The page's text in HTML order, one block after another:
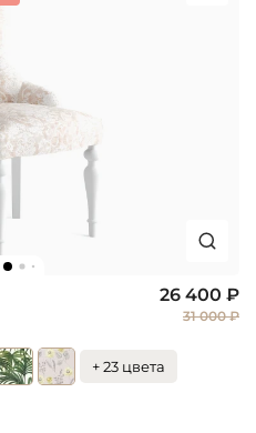
26 400 ₽
31 000 ₽
+ 23 цвета